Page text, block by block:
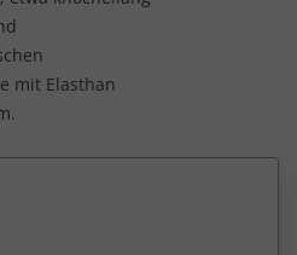
mit Elasthan